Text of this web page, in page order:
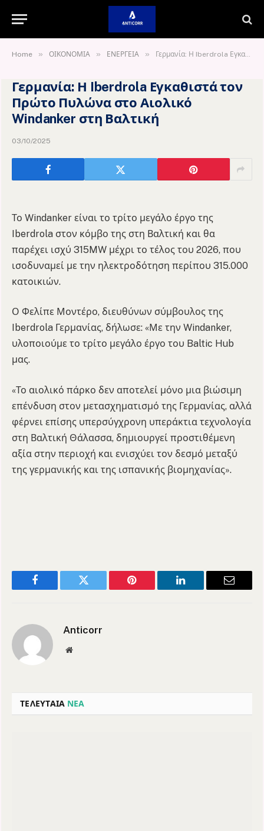
Home » ΟΙΚΟΝΟΜΙΑ » ΕΝΕΡΓΕΙΑ » Γερμανία: Η Iberdrola Εγκαθιστά τον Πρώτο Πυλώνα στο Αιολικό Windanker στη Βαλτική
Γερμανία: Η Iberdrola Εγκαθιστά τον
Πρώτο Πυλώνα στο Αιολικό
Windanker στη Βαλτική
03/10/2025
Το Windanker είναι το τρίτο μεγάλο έργο της
Iberdrola στον κόμβο της στη Βαλτική και θα
παρέχει ισχύ 315MW μέχρι το τέλος του 2026, που
ισοδυναμεί με την ηλεκτροδότηση περίπου 315.000
κατοικιών.
Ο Φελίπε Μοντέρο, διευθύνων σύμβουλος της
Iberdrola Γερμανίας, δήλωσε: «Με την Windanker,
υλοποιούμε το τρίτο μεγάλο έργο του Baltic Hub
μας.
«Το αιολικό πάρκο δεν αποτελεί μόνο μια βιώσιμη
επένδυση στον μετασχηματισμό της Γερμανίας, αλλά
φέρνει επίσης υπερσύγχρονη υπεράκτια τεχνολογία
στη Βαλτική Θάλασσα, δημιουργεί προστιθέμενη
αξία στην περιοχή και ενισχύει τον δεσμό μεταξύ
της γερμανικής και της ισπανικής βιομηχανίας».
Facebook Twitter Pinterest LinkedIn Email
Anticorr
Website
ΤΕΛΕΥΤΑΙΑ ΝΕΑ